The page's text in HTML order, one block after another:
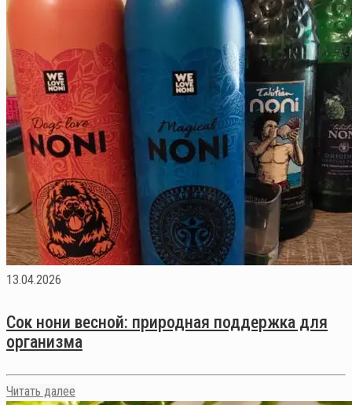
13.04.2026
Сок нони весной: природная поддержка для
организма
Читать далее